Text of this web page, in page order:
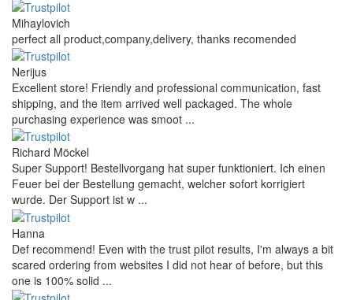
Mihaylovich
perfect all product,company,delivery, thanks recomended
Nerijus
Excellent store! Friendly and professional communication, fast
shipping, and the item arrived well packaged. The whole
purchasing experience was smoot ...
Richard Möckel
Super Support! Bestellvorgang hat super funktioniert. Ich einen
Feuer bei der Bestellung gemacht, welcher sofort korrigiert
wurde. Der Support ist w ...
Hanna
Def recommend! Even with the trust pilot results, I'm always a bit
scared ordering from websites I did not hear of before, but this
one is 100% solid ...